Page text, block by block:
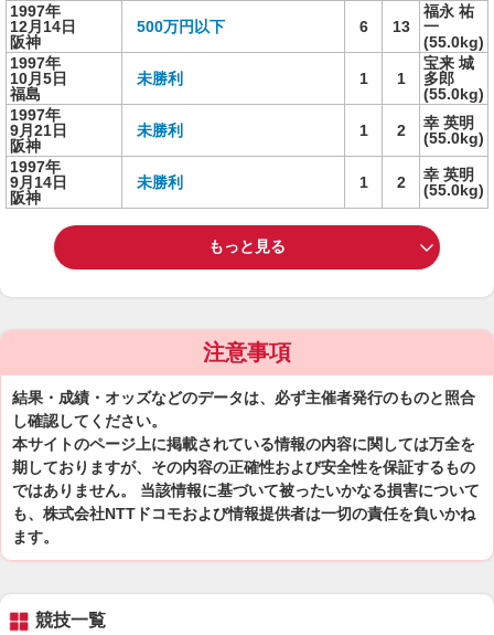
1997年
12月14日
阪神
500万円以下 6 13
福永 祐
一
(55.0kg)
1997年
10月5日
福島
未勝利 1 1
宝来 城
多郎
(55.0kg)
1997年
9月21日
阪神
未勝利 1 2
幸 英明
(55.0kg)
1997年
9月14日
阪神
未勝利 1 2
幸 英明
(55.0kg)
もっと見る
注意事項
結果・成績・オッズなどのデータは、必ず主催者発行のものと照合
し確認してください。
本サイトのページ上に掲載されている情報の内容に関しては万全を
期しておりますが、その内容の正確性および安全性を保証するもの
ではありません。 当該情報に基づいて被ったいかなる損害について
も、株式会社NTTドコモおよび情報提供者は一切の責任を負いかね
ます。
競技一覧